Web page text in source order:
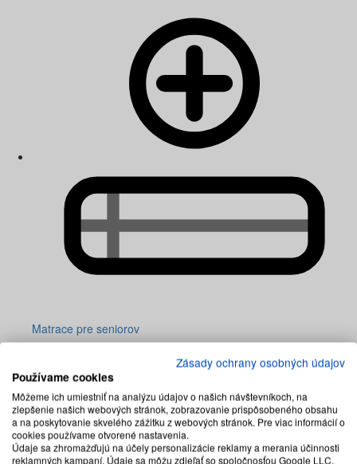
Matrace pre seniorov
Zásady ochrany osobných údajov
Používame cookies
Môžeme ich umiestniť na analýzu údajov o našich návštevníkoch, na
zlepšenie našich webových stránok, zobrazovanie prispôsobeného obsahu
a na poskytovanie skvelého zážitku z webových stránok. Pre viac informácií o
cookies používame otvorené nastavenia.
Údaje sa zhromažďujú na účely personalizácie reklamy a merania účinnosti
reklamných kampaní. Údaje sa môžu zdieľať so spoločnosťou Google LLC,